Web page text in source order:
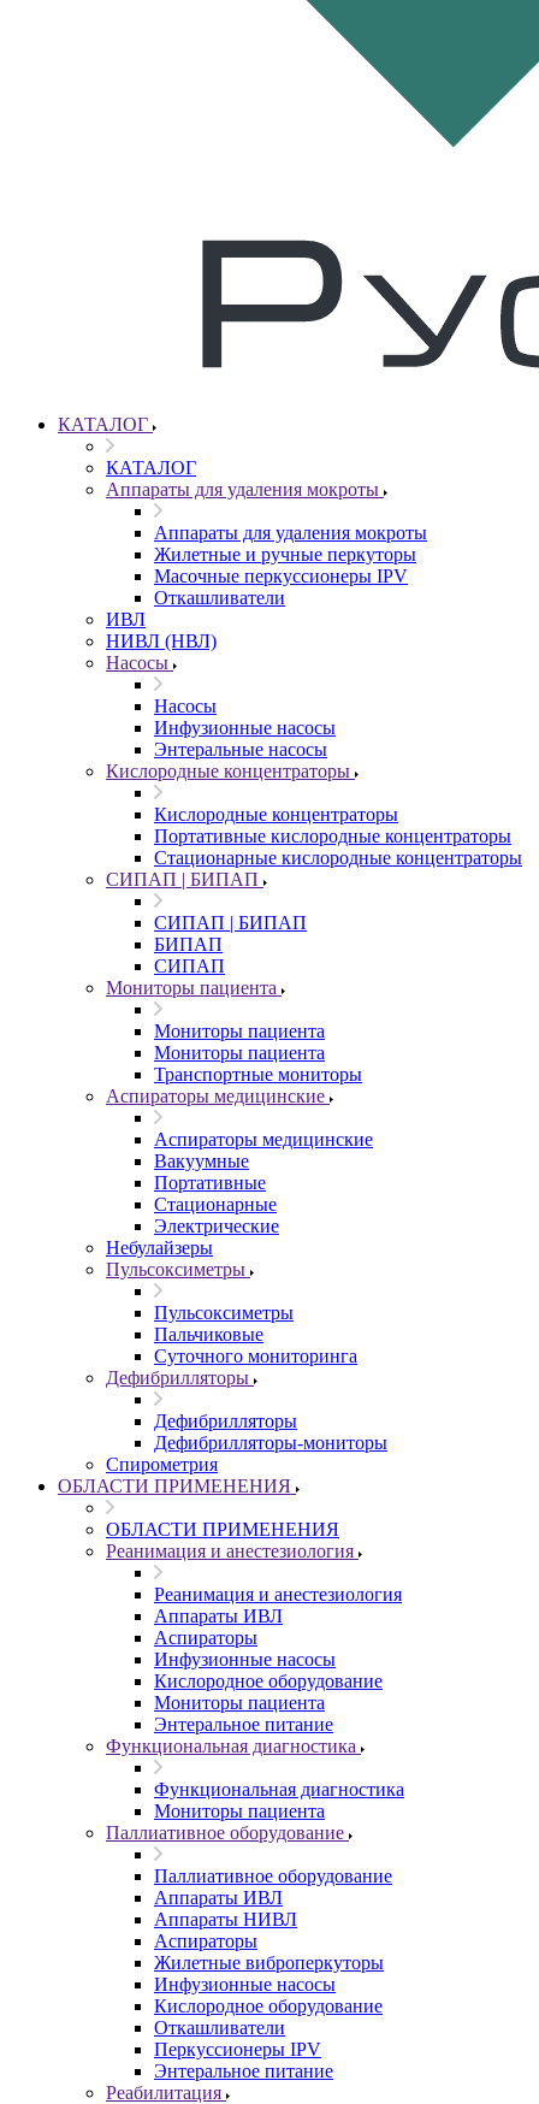
КАТАЛОГ
КАТАЛОГ
Аппараты для удаления мокроты
Аппараты для удаления мокроты
Жилетные и ручные перкуторы
Масочные перкуссионеры IPV
Откашливатели
ИВЛ
НИВЛ (НВЛ)
Насосы
Насосы
Инфузионные насосы
Энтеральные насосы
Кислородные концентраторы
Кислородные концентраторы
Портативные кислородные концентраторы
Стационарные кислородные концентраторы
СИПАП | БИПАП
СИПАП | БИПАП
БИПАП
СИПАП
Мониторы пациента
Мониторы пациента
Мониторы пациента
Транспортные мониторы
Аспираторы медицинские
Аспираторы медицинские
Вакуумные
Портативные
Стационарные
Электрические
Небулайзеры
Пульсоксиметры
Пульсоксиметры
Пальчиковые
Суточного мониторинга
Дефибрилляторы
Дефибрилляторы
Дефибрилляторы-мониторы
Спирометрия
ОБЛАСТИ ПРИМЕНЕНИЯ
ОБЛАСТИ ПРИМЕНЕНИЯ
Реанимация и анестезиология
Реанимация и анестезиология
Аппараты ИВЛ
Аспираторы
Инфузионные насосы
Кислородное оборудование
Мониторы пациента
Энтеральное питание
Функциональная диагностика
Функциональная диагностика
Мониторы пациента
Паллиативное оборудование
Паллиативное оборудование
Аппараты ИВЛ
Аппараты НИВЛ
Аспираторы
Жилетные виброперкуторы
Инфузионные насосы
Кислородное оборудование
Откашливатели
Перкуссионеры IPV
Энтеральное питание
Реабилитация